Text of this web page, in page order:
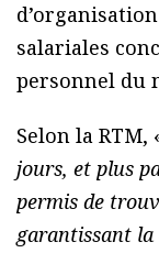
salariales
personnel du
Selon la RTM,
jours, et plus
permis de
garantissant la